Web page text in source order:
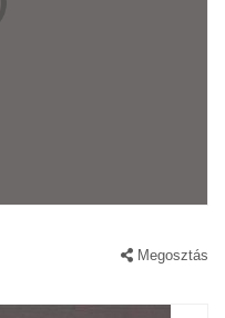
Megosztás